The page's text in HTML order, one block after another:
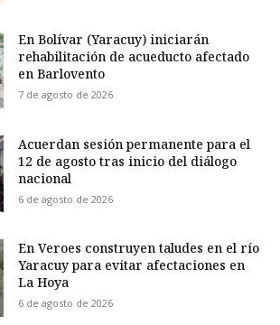
En Bolívar (Yaracuy) iniciarán
rehabilitación de acueducto afectado
en Barlovento
7 de agosto de 2026
Acuerdan sesión permanente para el
12 de agosto tras inicio del diálogo
nacional
6 de agosto de 2026
En Veroes construyen taludes en el río
Yaracuy para evitar afectaciones en
La Hoya
6 de agosto de 2026